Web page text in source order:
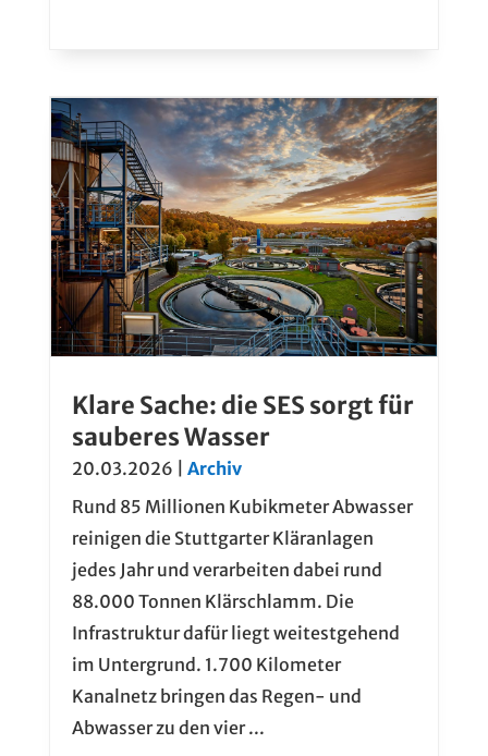
Klare Sache: die SES sorgt für
sauberes Wasser
20.03.2026
Archiv
Rund 85 Millionen Kubikmeter Abwasser
reinigen die Stuttgarter Kläranlagen
jedes Jahr und verarbeiten dabei rund
88.000 Tonnen Klärschlamm. Die
Infrastruktur dafür liegt weitestgehend
im Untergrund. 1.700 Kilometer
Kanalnetz bringen das Regen- und
Abwasser zu den vier ...